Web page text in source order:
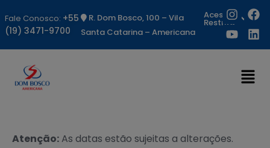
Fale Conosco: +55
(19) 3471-9700
R. Dom Bosco, 100 – Vila
Santa Catarina – Americana
Acesso
Restrito
Atenção:As datas estão sujeitas a alterações.